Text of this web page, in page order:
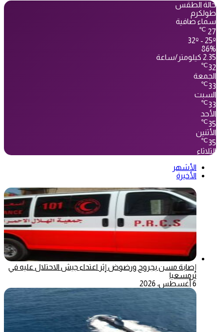
حالة الطقس
طولكرم
سماء صافية
27
℃
32º - 25º
86%
2.35 كيلومتر/ساعة
32
℃
الجمعة
33
℃
السبت
33
℃
الأحد
35
℃
الأثنين
35
℃
الثلاثاء
الأشهر
الأخيرة
إصابة مسن بجروح ورضوض إثر اعتداء جيش الاحتلال عليه في
ترمسعيا
6 أغسطس، 2026